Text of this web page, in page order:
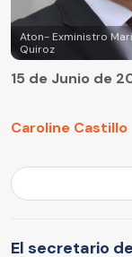
Aton- Exministro
Quiroz
Caroline Castillo
15 de Junio de
El secretario